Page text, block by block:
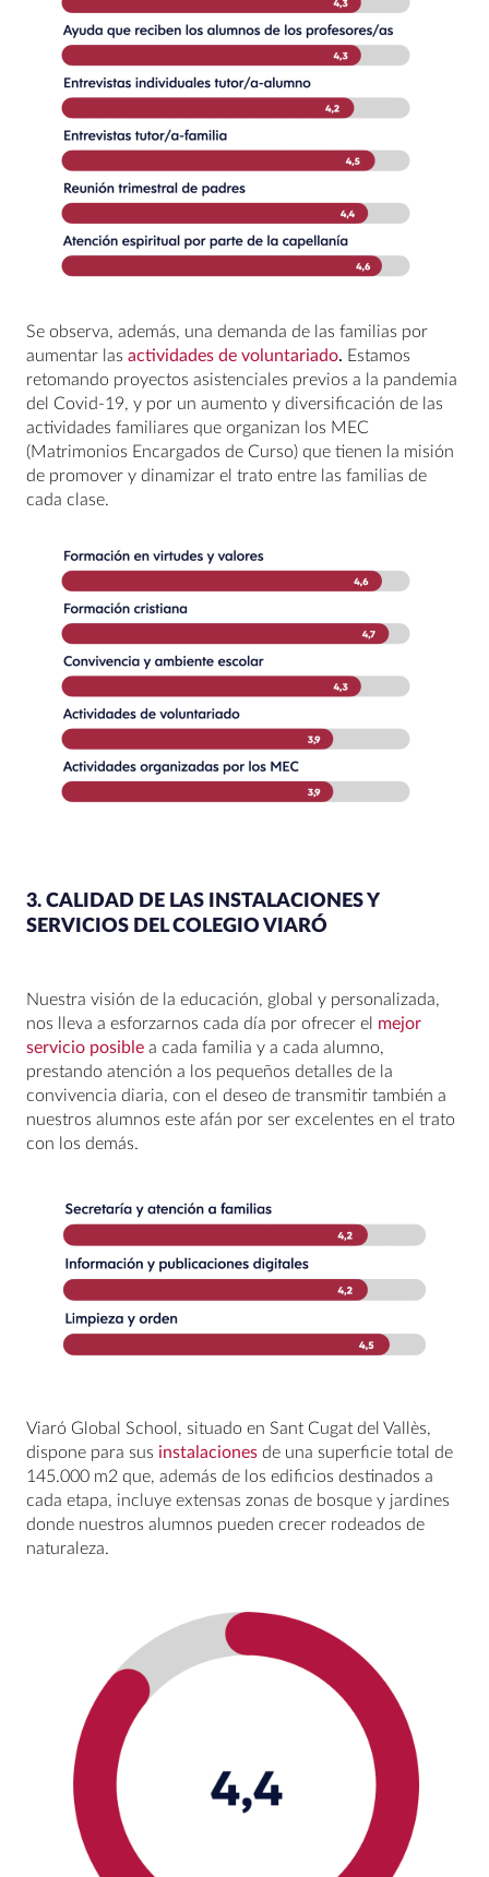
Se observa, además, una demanda de las familias por
aumentar las actividades de voluntariado. Estamos
retomando proyectos asistenciales previos a la pandemia
del Covid-19, y por un aumento y diversificación de las
actividades familiares que organizan los MEC
(Matrimonios Encargados de Curso) que tienen la misión
de promover y dinamizar el trato entre las familias de
cada clase.
3. CALIDAD DE LAS INSTALACIONES Y
SERVICIOS DEL COLEGIO VIARÓ
Nuestra visión de la educación, global y personalizada,
nos lleva a esforzarnos cada día por ofrecer el mejor
servicio posible a cada familia y a cada alumno,
prestando atención a los pequeños detalles de la
convivencia diaria, con el deseo de transmitir también a
nuestros alumnos este afán por ser excelentes en el trato
con los demás.
Viaró Global School, situado en Sant Cugat del Vallès,
dispone para sus instalaciones de una superficie total de
145.000 m2 que, además de los edificios destinados a
cada etapa, incluye extensas zonas de bosque y jardines
donde nuestros alumnos pueden crecer rodeados de
naturaleza.